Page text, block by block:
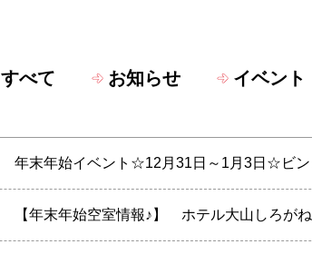
すべて お知らせ イベント
年末年始イベント☆12月31日～1月3日☆ビン
【年末年始空室情報♪】 ホテル大山しろが